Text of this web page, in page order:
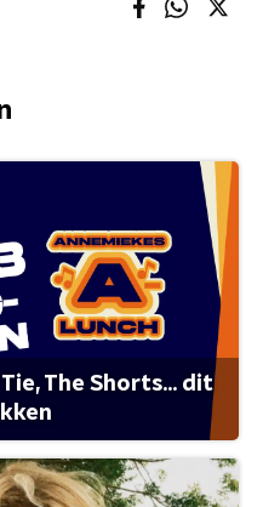
The Shorts... dit